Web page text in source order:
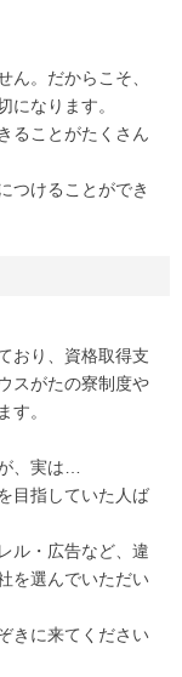
ん。だからこそ、
になります。
ることがたくさん
つけることができ
おり、資格取得支
スがたの寮制度や
す。
、実は…
目指していた人ば
ル・広告など、違
を選んでいただい
きに来てください